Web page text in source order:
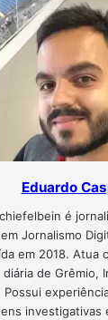
Eduardo
é
Jornalismo
em 2018.
de Grêmio,
investigativas